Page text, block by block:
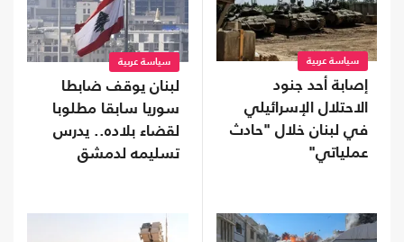
سياسة عربية
إصابة أحد جنود
الاحتلال الإسرائيلي
في لبنان خلال "حادث
عملياتي"
سياسة عربية
لبنان يوقف ضابطا
سوريا سابقا مطلوبا
لقضاء بلاده.. يدرس
تسليمه لدمشق